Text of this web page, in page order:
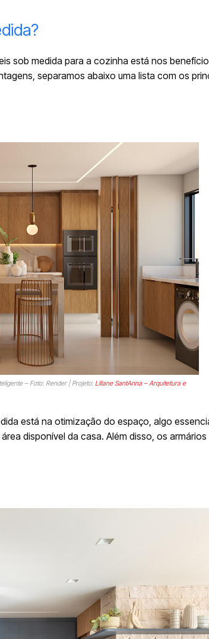
sob medida para a cozinha está nos
separamos abaixo uma lista com os
– Foto: Render | Projeto: Liliane SantAnna – Arquitetura e
está na otimização do espaço, algo
disponível da casa. Além disso, os armários